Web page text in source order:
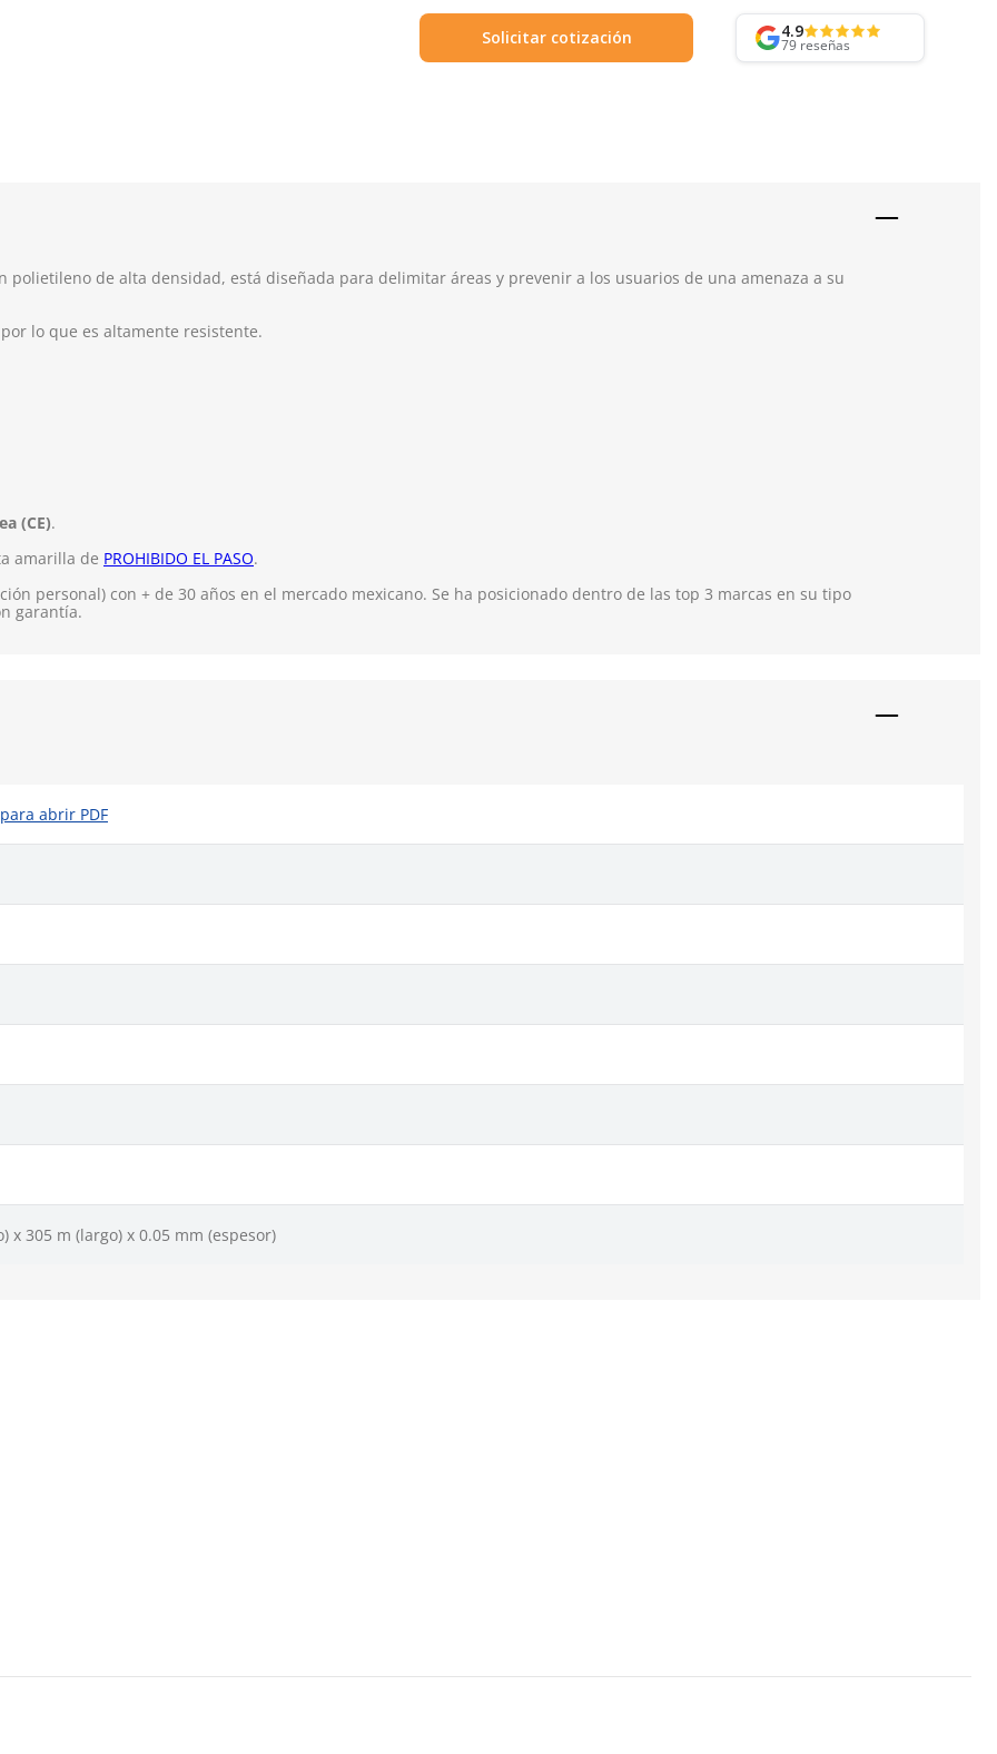
Solicitar cotización 4.9
79 reseñas
polietileno de alta densidad, está diseñada para delimitar áreas y prevenir a los usuarios de una amenaza a su
lo que es altamente resistente.
(CE).
amarilla de PROHIBIDO EL PASO.
personal) con + de 30 años en el mercado mexicano. Se ha posicionado dentro de las top 3 marcas en su tipo
garantía.
abrir PDF
x 305 m (largo) x 0.05 mm (espesor)